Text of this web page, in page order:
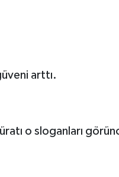
arttı.
o sloganları